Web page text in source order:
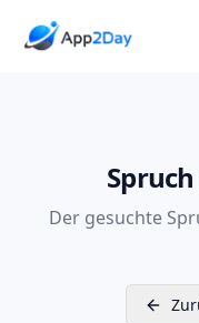
Der gesuchte